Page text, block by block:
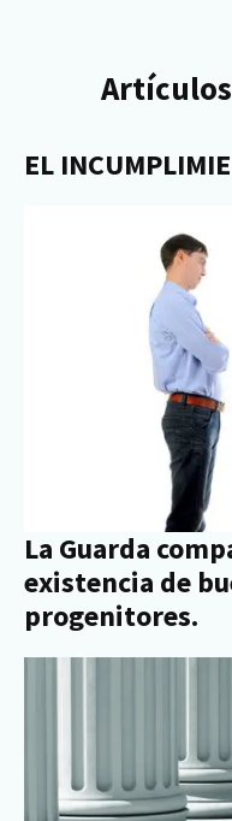
EL
La Guarda
existencia de
progenitores.